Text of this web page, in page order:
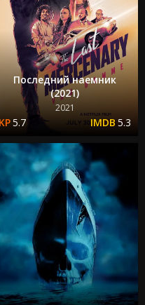
Последний наемник
(2021)
2021
5.7 5.3